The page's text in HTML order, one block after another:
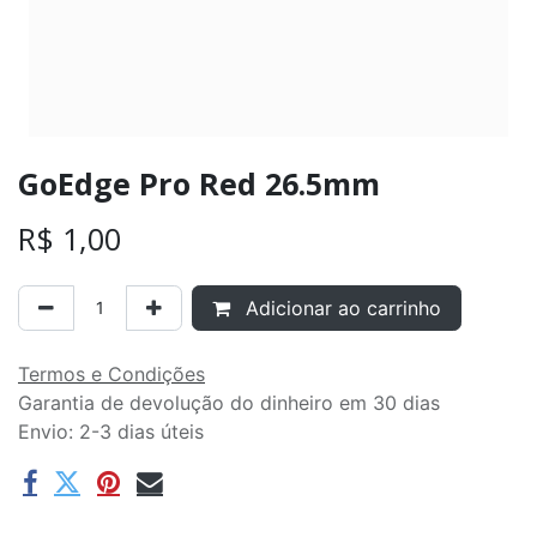
GoEdge Pro Red 26.5mm
R$ 1,00
Adicionar ao carrinho
Termos e Condições
Garantia de devolução do dinheiro em 30 dias
Envio: 2-3 dias úteis